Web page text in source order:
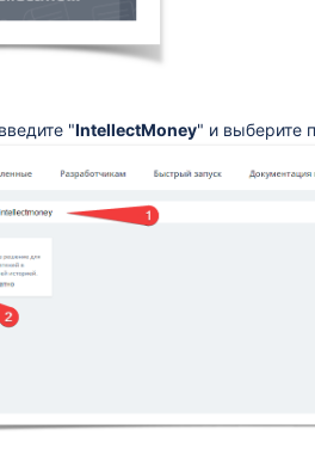
"IntellectMoney" и выберите